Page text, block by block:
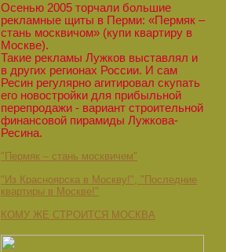
Осенью 2005 торчали большие
рекламные щиты в Перми: «Пермяк –
стань москвичом» (купи квартиру в
Москве).
Такие рекламы Лужков выставлял и
в других регионах России. И сам
Ресин регулярно агитировал скупать
его новостройки для прибыльной
перепродажи - вариант строительной
финансовой пирамиды Лужкова-
Ресина.
"Пермяк – стань москвичем"
"Из Красноярска в Москву!", "Последние
квартиры в Москве!"
КОМУ ЖЕ СТРОИТСЯ МОСКВА